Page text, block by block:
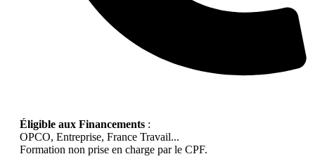
Éligible aux Financements :
OPCO, Entreprise, France Travail...
Formation non prise en charge par le CPF.